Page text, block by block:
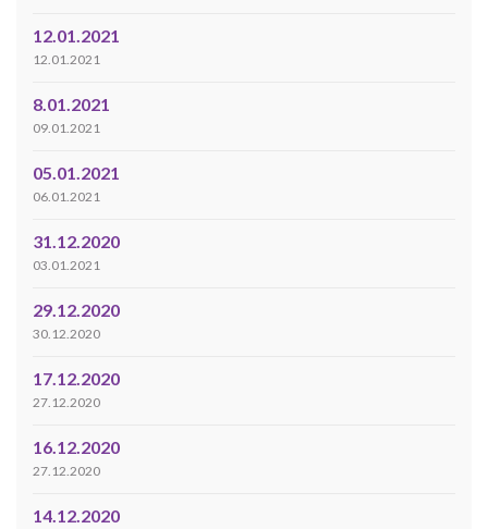
12.01.2021
12.01.2021
8.01.2021
09.01.2021
05.01.2021
06.01.2021
31.12.2020
03.01.2021
29.12.2020
30.12.2020
17.12.2020
27.12.2020
16.12.2020
27.12.2020
14.12.2020